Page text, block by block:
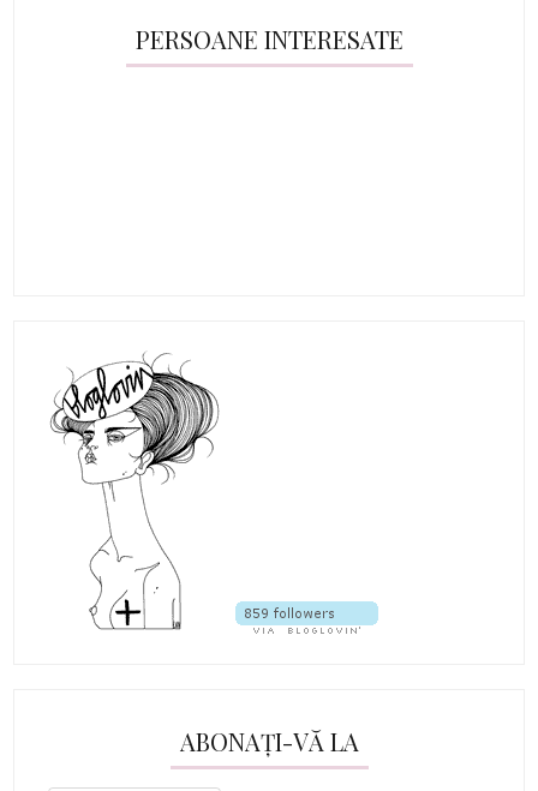
PERSOANE INTERESATE
ABONAȚI-VĂ LA